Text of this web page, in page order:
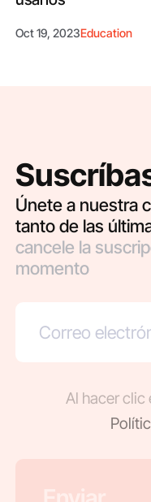
Oct 19, 2023Education
Únete a nuestra
tanto de las
cancele la
momento
Al hacer clic